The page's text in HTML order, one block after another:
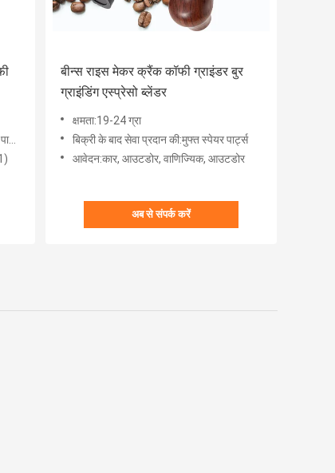
बीन्स राइस मेकर क्रैंक कॉफी ग्राइंडर बुर
ग्राइंडिंग एस्प्रेसो ब्लेंडर
क्षमता:19-24 ग्रा
बिक्री के बाद सेवा प्रदान की:मुफ्त स्पेयर पार्ट्स
आवेदन:कार, ​​आउटडोर, वाणिज्यिक, आउटडोर
अब से संपर्क करें